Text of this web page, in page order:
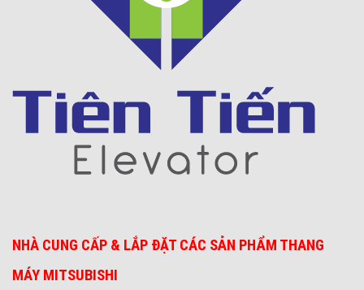
Khách sạn 5* FREESIA
NHÀ CUNG CẤP & LẮP ĐẶT CÁC SẢN PHẨM THANG
MÁY MITSUBISHI